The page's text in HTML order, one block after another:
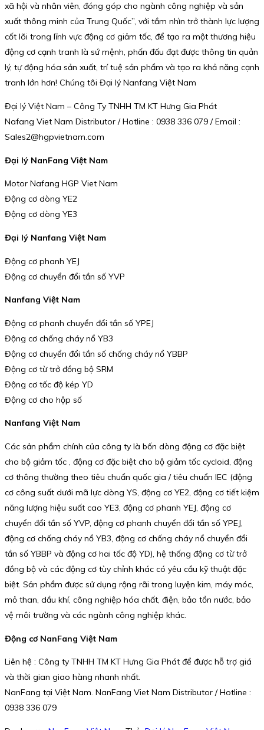
xã hội và nhân viên, đóng góp cho ngành công nghiệp và sản
xuất thông minh của Trung Quốc”, với tầm nhìn trở thành lực lượng
cốt lõi trong lĩnh vực động cơ giảm tốc, để tạo ra một thương hiệu
động cơ cạnh tranh là sứ mệnh, phấn đấu đạt được thông tin quản
lý, tự động hóa sản xuất, trí tuệ sản phẩm và tạo ra khả năng cạnh
tranh lớn hơn! Chúng tôi Đại lý Nanfang Việt Nam
Đại lý Việt Nam – Công Ty TNHH TM KT Hưng Gia Phát
Nafang Viet Nam Distributor / Hotline : 0938 336 079 / Email :
Sales2@hgpvietnam.com
Đại lý NanFang Việt Nam
Motor Nafang HGP Viet Nam
Động cơ dòng YE2
Động cơ dòng YE3
Đại lý Nanfang Việt Nam
Động cơ phanh YEJ
Động cơ chuyển đổi tần số YVP
Nanfang Việt Nam
Động cơ phanh chuyển đổi tần số YPEJ
Động cơ chống cháy nổ YB3
Động cơ chuyển đổi tần số chống cháy nổ YBBP
Động cơ từ trở đồng bộ SRM
Động cơ tốc độ kép YD
Động cơ cho hộp số
Nanfang Việt Nam
Các sản phẩm chính của công ty là bốn dòng động cơ đặc biệt
cho bộ giảm tốc , động cơ đặc biệt cho bộ giảm tốc cycloid, động
cơ thông thường theo tiêu chuẩn quốc gia / tiêu chuẩn IEC (động
cơ công suất dưới mã lực dòng YS, động cơ YE2, động cơ tiết kiệm
năng lượng hiệu suất cao YE3, động cơ phanh YEJ, động cơ
chuyển đổi tần số YVP, động cơ phanh chuyển đổi tần số YPEJ,
động cơ chống cháy nổ YB3, động cơ chống cháy nổ chuyển đổi
tần số YBBP và động cơ hai tốc độ YD), hệ thống động cơ từ trở
đồng bộ và các động cơ tùy chỉnh khác có yêu cầu kỹ thuật đặc
biệt. Sản phẩm được sử dụng rộng rãi trong luyện kim, máy móc,
mỏ than, dầu khí, công nghiệp hóa chất, điện, bảo tồn nước, bảo
vệ môi trường và các ngành công nghiệp khác.
Động cơ NanFang Việt Nam
Liên hệ : Công ty TNHH TM KT Hưng Gia Phát để được hỗ trợ giá
và thời gian giao hàng nhanh nhất.
NanFang tại Việt Nam. NanFang Viet Nam Distributor / Hotline :
0938 336 079